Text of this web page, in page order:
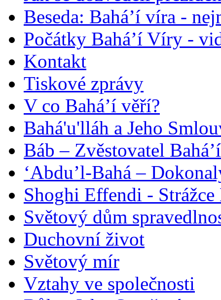
Beseda: Bahá’í víra -
Počátky Bahá’í Víry -
Kontakt
Tiskové zprávy
V co Bahá’í věří?
Bahá'u'lláh a Jeho
Báb – Zvěstovatel
‘Abdu’l-Bahá –
Shoghi Effendi -
Světový dům
Duchovní život
Světový mír
Vztahy ve společnosti